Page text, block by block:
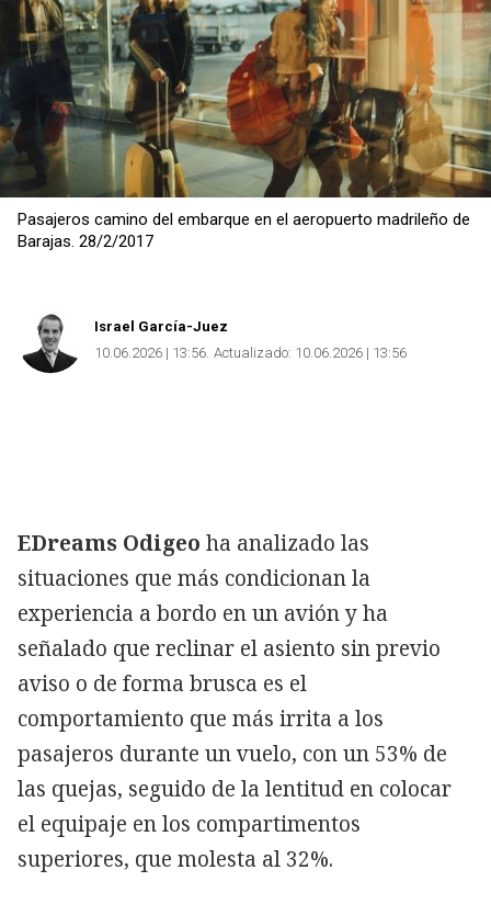
Pasajeros camino del embarque en el aeropuerto madrileño de
Barajas. 28/2/2017
Israel García-Juez
10.06.2026 | 13:56 Actualizado: 10.06.2026 | 13:56
EDreams Odigeo ha analizado las
situaciones que más condicionan la
experiencia a bordo en un avión y ha
señalado que reclinar el asiento sin previo
aviso o de forma brusca es el
comportamiento que más irrita a los
pasajeros durante un vuelo, con un 53% de
las quejas, seguido de la lentitud en colocar
el equipaje en los compartimentos
superiores, que molesta al 32%.